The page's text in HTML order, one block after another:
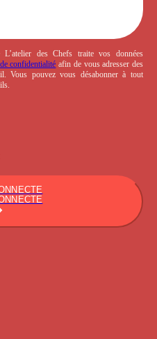
des Chefs traite vos données
confidentialité afin de vous adresser des
Vous pouvez vous désabonner à tout